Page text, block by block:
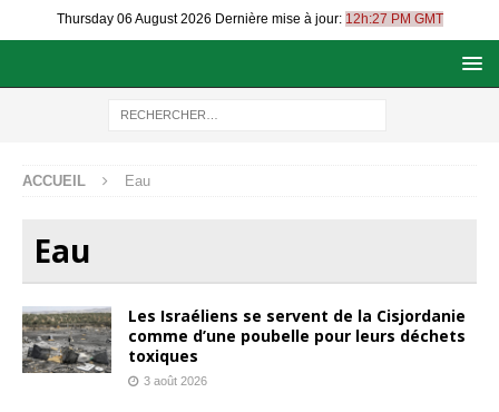
Thursday 06 August 2026 Dernière mise à jour: 12h:27 PM GMT
ACCUEIL Eau
Eau
Les Israéliens se servent de la Cisjordanie
comme d’une poubelle pour leurs déchets
toxiques
3 août 2026